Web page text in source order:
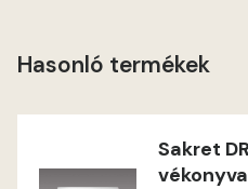
Hasonló termékek
Sakret